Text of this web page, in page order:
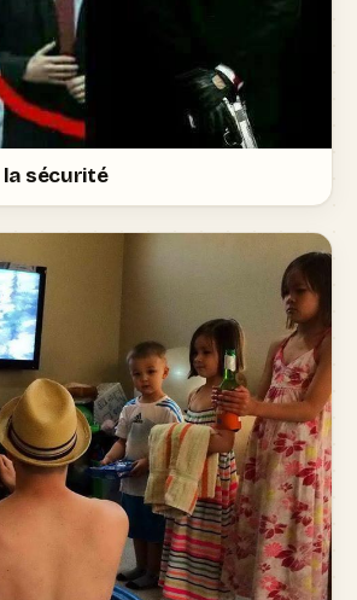
la sécurité